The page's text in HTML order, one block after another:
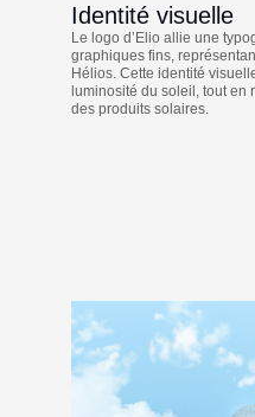
Identité visuelle
Le logo d’Elio allie une
graphiques fins,
Hélios. Cette identité
luminosité du soleil, tout en
des produits solaires.